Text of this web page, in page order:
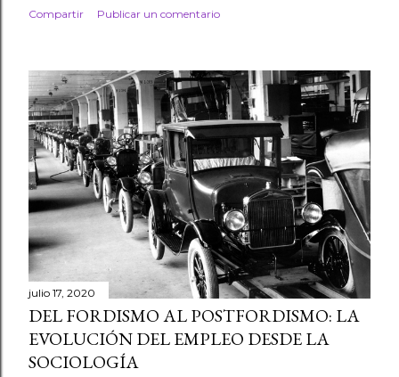
Compartir Publicar un comentario
julio 17, 2020
DEL FORDISMO AL POSTFORDISMO: LA
EVOLUCIÓN DEL EMPLEO DESDE LA
SOCIOLOGÍA